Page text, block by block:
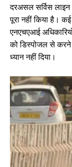
दरअसल सर्विस लाइन
पूरा नहीं किया है।
एनएचएआई
को डिस्पोजल से करने
ध्यान नहीं दिया।